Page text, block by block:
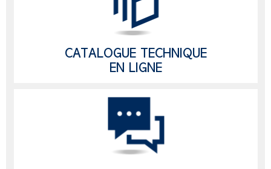
CATALOGUE TECHNIQUE
EN LIGNE